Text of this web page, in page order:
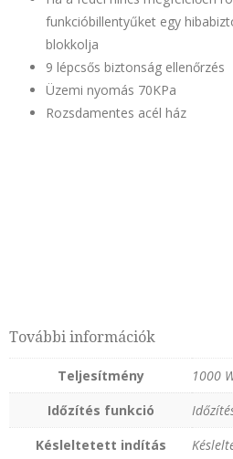
funkcióbillentyűket egy
blokkolja
9 lépcsős biztonság ellenőrzés
Üzemi nyomás 70KPa
Rozsdamentes acél ház
További információk
Teljesítmény
1000
Időzítés funkció
Késleltetett indítás